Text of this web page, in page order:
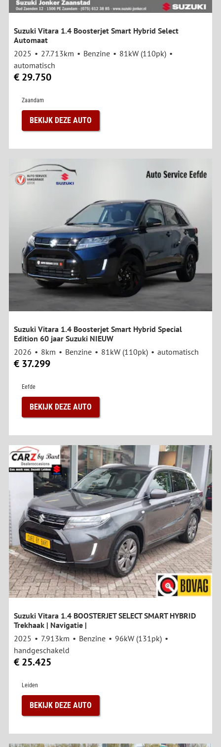
Suzuki Vitara 1.4 Boosterjet Smart Hybrid Select
Automaat
2025
27.713km Benzine
81kW (110pk)
automatisch
€ 29.750
Zaandam
BEKIJK DEZE AUTO
Suzuki Vitara 1.4 Boosterjet Smart Hybrid Special
Edition 60 jaar Suzuki NIEUW
2026
8km Benzine 81kW (110pk) automatisch
€ 37.299
Eefde
BEKIJK DEZE AUTO
Suzuki Vitara 1.4 BOOSTERJET SELECT SMART HYBRID
Trekhaak | Navigatie |
2025
7.913km Benzine
96kW (131pk)
handgeschakeld
€ 25.425
Leiden
BEKIJK DEZE AUTO